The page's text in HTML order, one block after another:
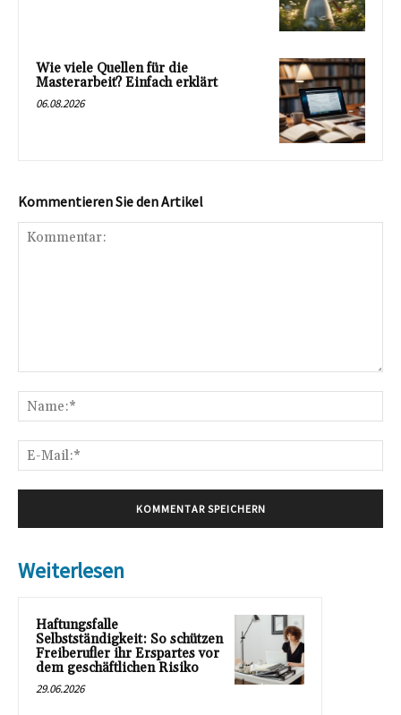
Wie viele Quellen für die
Masterarbeit? Einfach erklärt
06.08.2026
Kommentieren Sie den Artikel
Weiterlesen
Haftungsfalle
Selbstständigkeit: So schützen
Freiberufler ihr Erspartes vor
dem geschäftlichen Risiko
29.06.2026